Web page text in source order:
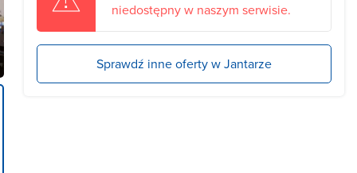
niedostępny w naszym serwisie.
Sprawdź inne oferty w Jantarze